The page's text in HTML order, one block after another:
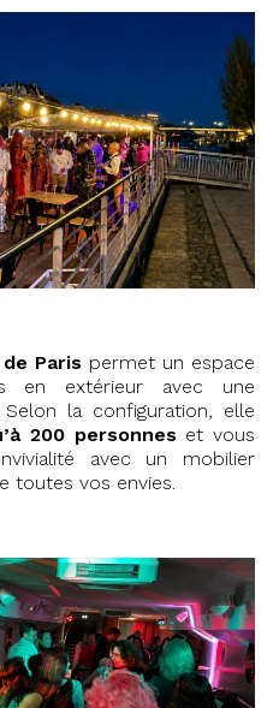
Paris permet un espace
en extérieur avec une
la configuration, elle
200 personnes et vous
avec un mobilier
toutes vos envies.